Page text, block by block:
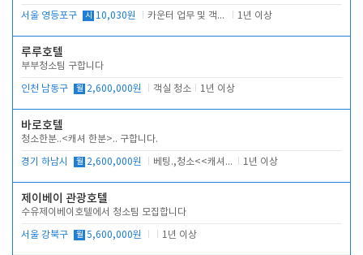
서울 영등포구 시 10,030원 카운터 업무 및 객실관리(청소상태 확인, 객실판매) 1년 이상
루루호텔
부부청소팀 구합니다
인천 남동구 월 2,600,000원 객실 청소 1년 이상
바로호텔
청소한분..<캐셔 한분>.. 구합니다.
경기 하남시 월 2,600,000원 베팅.,청소<<캐셔 모셔봅니다. 1년 이상
제이베이 관광호텔
수유제이베이호텔에서 청소팀 모집합니다
서울 강북구 월 5,600,000원 1년 이상